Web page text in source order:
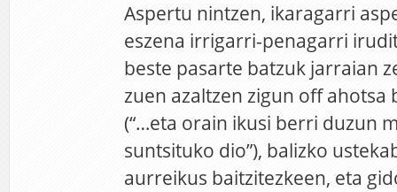
Aspertu nintzen, ikaragarri
eszena irrigarri-penagarri
beste pasarte batzuk jarraian
zuen azaltzen zigun off ahotsa
(“…eta orain ikusi berri duzun
suntsituko dio”), balizko
aurreikus baitzitezkeen, eta